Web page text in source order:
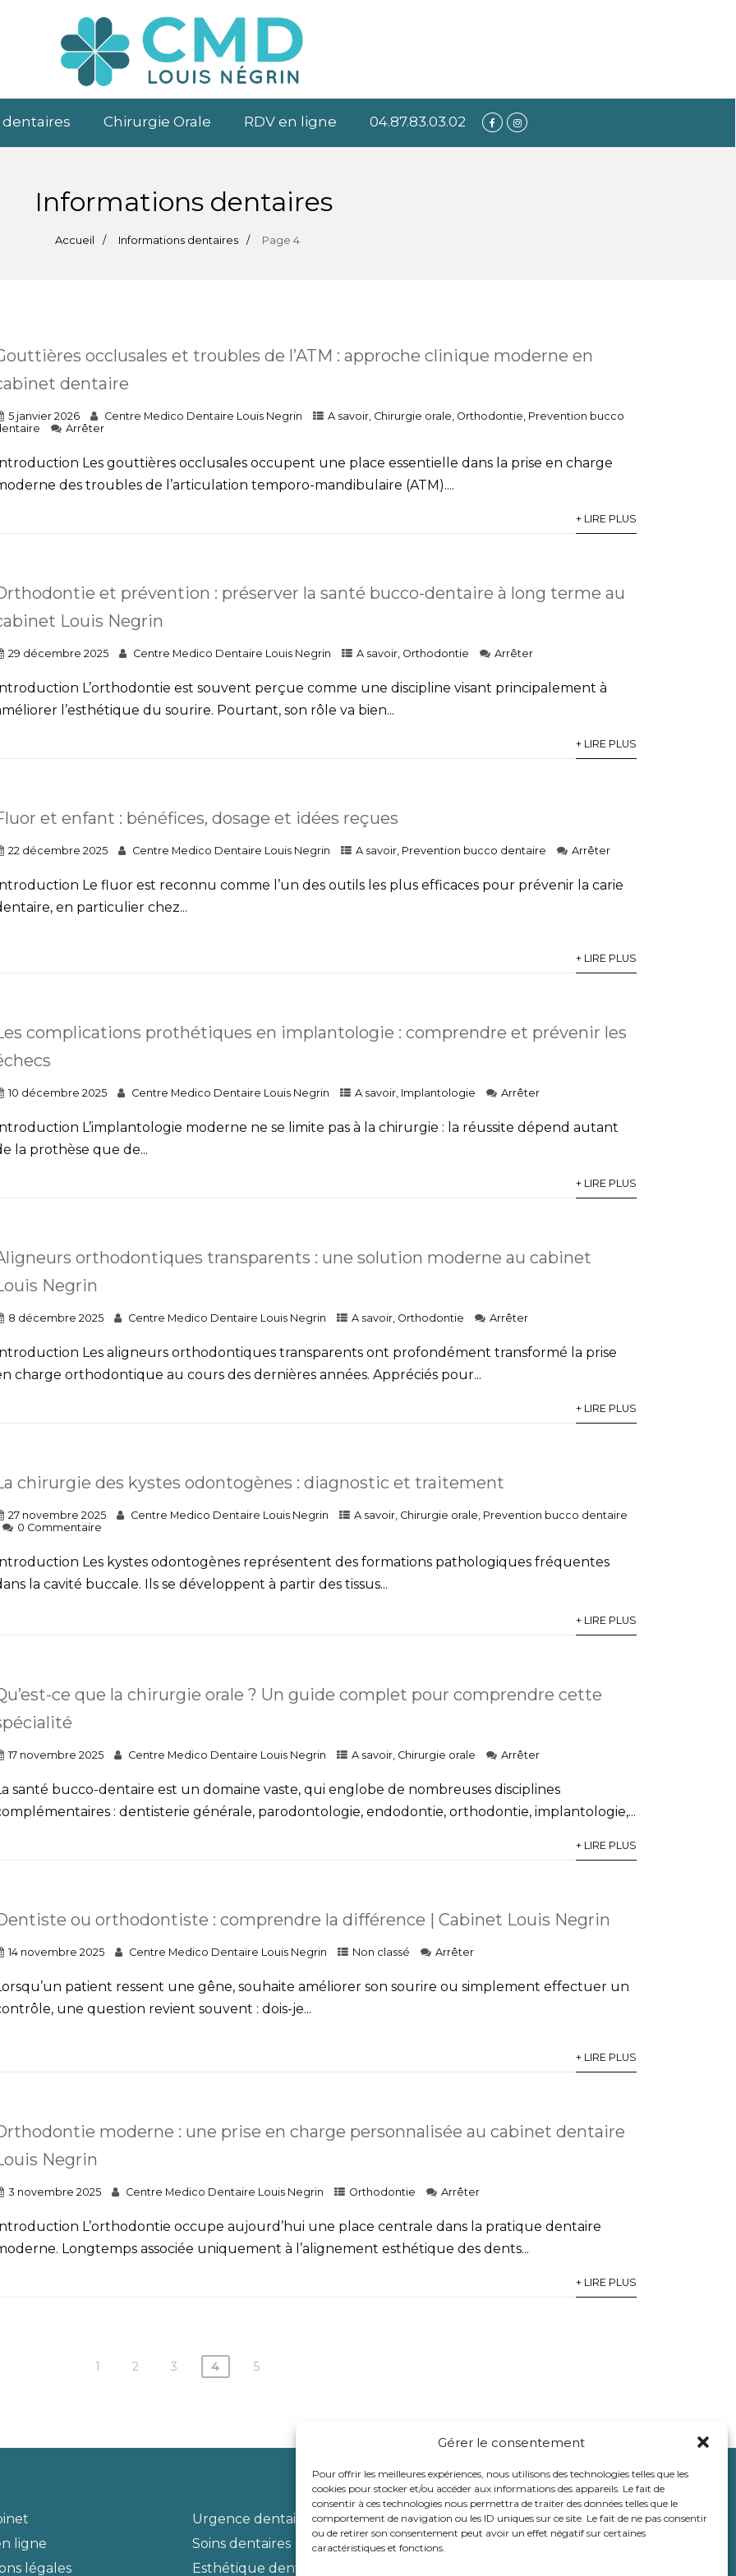
Gérer le consentement
Pour offrir les meilleures expériences, nous utilisons des technologies telles que les
cookies pour stocker et/ou accéder aux informations des appareils. Le fait de
consentir à ces technologies nous permettra de traiter des données telles que le
comportement de navigation ou les ID uniques sur ce site. Le fait de ne pas consentir
ou de retirer son consentement peut avoir un effet négatif sur certaines
caractéristiques et fonctions.
dentaires Chirurgie Orale RDV en ligne 04.87.83.03.02
Informations dentaires
Accueil Informations dentaires Page 4
occlusales et troubles de l’ATM : approche clinique moderne en
dentaire
5 janvier 2026 Centre Medico Dentaire Louis Negrin A savoir, Chirurgie orale, Orthodontie, Prevention bucco
Arrêter
Les gouttières occlusales occupent une place essentielle dans la prise en charge
des troubles de l’articulation temporo-mandibulaire (ATM)....
+ LIRE PLUS
et prévention : préserver la santé bucco-dentaire à long terme au
Louis Negrin
29 décembre 2025 Centre Medico Dentaire Louis Negrin A savoir, Orthodontie Arrêter
L’orthodontie est souvent perçue comme une discipline visant principalement à
l’esthétique du sourire. Pourtant, son rôle va bien...
+ LIRE PLUS
et enfant : bénéfices, dosage et idées reçues
22 décembre 2025 Centre Medico Dentaire Louis Negrin A savoir, Prevention bucco dentaire Arrêter
Le fluor est reconnu comme l’un des outils les plus efficaces pour prévenir la carie
en particulier chez...
+ LIRE PLUS
complications prothétiques en implantologie : comprendre et prévenir les
10 décembre 2025 Centre Medico Dentaire Louis Negrin A savoir, Implantologie Arrêter
L’implantologie moderne ne se limite pas à la chirurgie : la réussite dépend autant
la prothèse que de...
+ LIRE PLUS
orthodontiques transparents : une solution moderne au cabinet
Negrin
8 décembre 2025 Centre Medico Dentaire Louis Negrin A savoir, Orthodontie Arrêter
Les aligneurs orthodontiques transparents ont profondément transformé la prise
charge orthodontique au cours des dernières années. Appréciés pour...
+ LIRE PLUS
chirurgie des kystes odontogènes : diagnostic et traitement
27 novembre 2025 Centre Medico Dentaire Louis Negrin A savoir, Chirurgie orale, Prevention bucco dentaire
0 Commentaire
Les kystes odontogènes représentent des formations pathologiques fréquentes
la cavité buccale. Ils se développent à partir des tissus...
+ LIRE PLUS
ce que la chirurgie orale ? Un guide complet pour comprendre cette
17 novembre 2025 Centre Medico Dentaire Louis Negrin A savoir, Chirurgie orale Arrêter
santé bucco-dentaire est un domaine vaste, qui englobe de nombreuses disciplines
: dentisterie générale, parodontologie, endodontie, orthodontie, implantologie,...
+ LIRE PLUS
ou orthodontiste : comprendre la différence | Cabinet Louis Negrin
14 novembre 2025 Centre Medico Dentaire Louis Negrin Non classé Arrêter
patient ressent une gêne, souhaite améliorer son sourire ou simplement effectuer un
une question revient souvent : dois-je...
+ LIRE PLUS
moderne : une prise en charge personnalisée au cabinet dentaire
Negrin
3 novembre 2025 Centre Medico Dentaire Louis Negrin Orthodontie Arrêter
L’orthodontie occupe aujourd’hui une place centrale dans la pratique dentaire
Longtemps associée uniquement à l’alignement esthétique des dents...
+ LIRE PLUS
1 2 3 4 5
ligne
légales
Urgence dentaire
Soins dentaires
Esthétique dentaire
16 Boulevard Louis Négrin
06150 Cannes la Bocca